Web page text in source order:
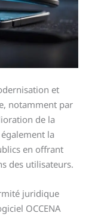
et
notamment par
de la
la
en offrant
des utilisateurs.
juridique
OCCENA